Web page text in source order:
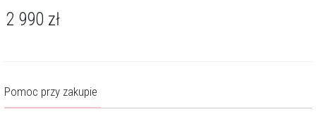
2 990 zł
Pomoc przy zakupie